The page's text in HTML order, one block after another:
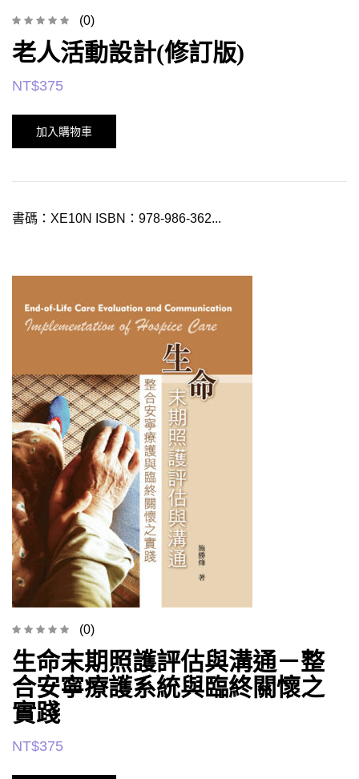
(0)
老人活動設計(修訂版)
NT$375
加入購物車
書碼：XE10N ISBN：978-986-362...
(0)
生命末期照護評估與溝通－整
合安寧療護系統與臨終關懷之
實踐
NT$375